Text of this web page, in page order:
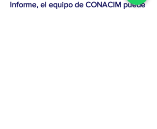
Informe, el equipo de CONACIM puede